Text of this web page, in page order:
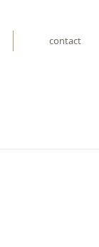
contact